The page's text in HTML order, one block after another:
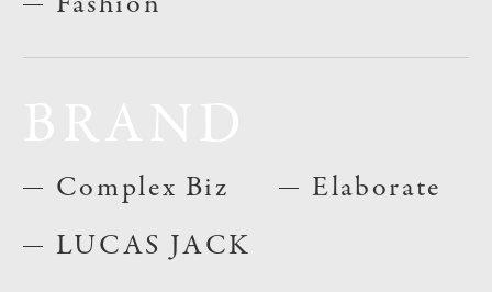
Complex Biz
LUCAS JACK
Elaborate